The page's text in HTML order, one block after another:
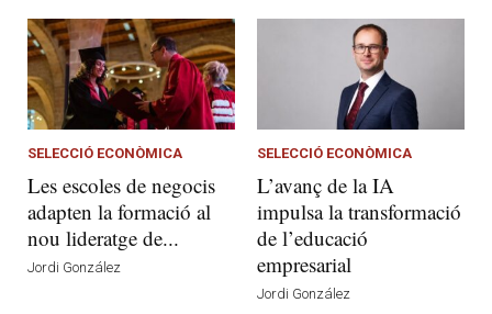
SELECCIÓ ECONÒMICA
Les escoles de negocis
adapten la formació al
nou lideratge de...
Jordi González
SELECCIÓ ECONÒMICA
L’avanç de la IA
impulsa la transformació
de l’educació
empresarial
Jordi González